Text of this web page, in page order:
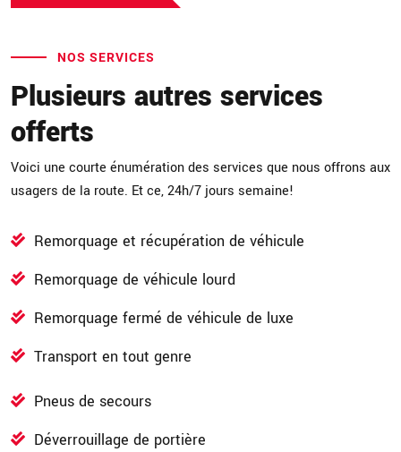
NOS SERVICES
Plusieurs autres services
offerts
Voici une courte énumération des services que nous offrons aux
usagers de la route. Et ce, 24h/7 jours semaine!
Remorquage et récupération de véhicule
Remorquage de véhicule lourd
Remorquage fermé de véhicule de luxe
Transport en tout genre
Pneus de secours
Déverrouillage de portière